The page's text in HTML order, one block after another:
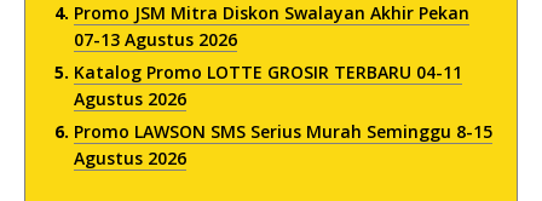
Promo JSM Mitra Diskon Swalayan Akhir Pekan
07-13 Agustus 2026
Katalog Promo LOTTE GROSIR TERBARU 04-11
Agustus 2026
Promo LAWSON SMS Serius Murah Seminggu 8-15
Agustus 2026